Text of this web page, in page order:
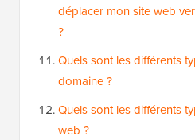
déplacer mon site web
?
Quels sont les différents
domaine ?
Quels sont les différents
web ?